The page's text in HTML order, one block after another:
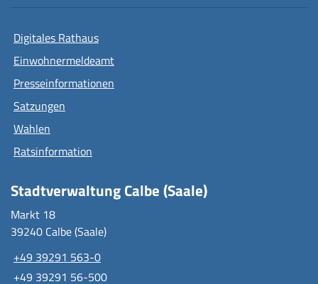
Digitales Rathaus
Einwohnermeldeamt
Presseinformationen
Satzungen
Wahlen
Ratsinformation
Stadtverwaltung Calbe (Saale)
Markt 18
39240 Calbe (Saale)
+49 39291 563-0
+49 39291 56-500